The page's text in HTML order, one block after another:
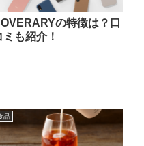
の特徴は？口
ミも紹介！
品